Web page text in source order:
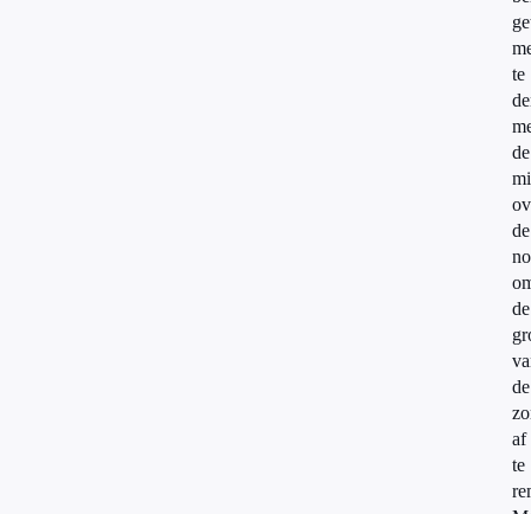
te
de
de
de
de
af
te